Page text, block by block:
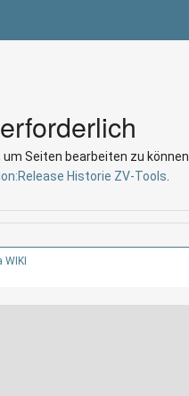
um Seiten bearbeiten zu können.
Historie ZV-Tools
WIKI